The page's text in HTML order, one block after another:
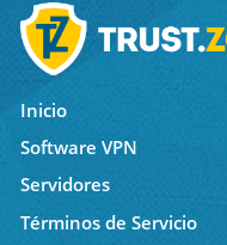
Inicio
Software VPN
Servidores
Términos de Servicio